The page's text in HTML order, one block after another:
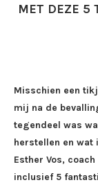
MET DEZE 5
Misschien een
mij na de
tegendeel was
herstellen en
Esther Vos,
inclusief 5